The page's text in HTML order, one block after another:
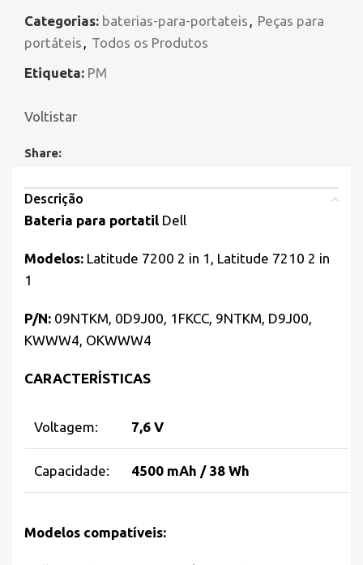
Categorias: baterias-para-portateis , Peças para
portáteis , Todos os Produtos
Etiqueta: PM
Voltistar
Share:
Descrição
Bateria para portatil Dell
Modelos: Latitude 7200 2 in 1, Latitude 7210 2 in
1
P/N: 09NTKM, 0D9J00, 1FKCC, 9NTKM, D9J00,
KWWW4, OKWWW4
CARACTERÍSTICAS
Voltagem: 7,6 V
Capacidade: 4500 mAh / 38 Wh
Modelos compatíveis: